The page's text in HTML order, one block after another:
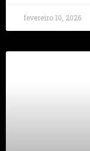
fevereiro 10, 2026